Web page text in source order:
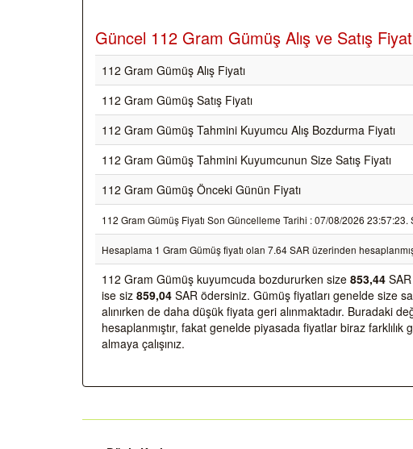
Güncel 112 Gram Gümüş Alış ve Satış
112 Gram Gümüş Alış Fiyatı
112 Gram Gümüş Satış Fiyatı
112 Gram Gümüş Tahmini Kuyumcu Alış Bozdurma Fiyatı
112 Gram Gümüş Tahmini Kuyumcunun Size Satış Fiyatı
112 Gram Gümüş Önceki Günün Fiyatı
112 Gram Gümüş Fiyatı Son Güncelleme Tarihi : 07/08/2026
Hesaplama 1 Gram Gümüş fiyatı olan 7.64 SAR üzerinden
112 Gram Gümüş kuyumcuda bozdururken size 853,44
ise siz 859,04 SAR ödersiniz. Gümüş fiyatları genelde size
alınırken de daha düşük fiyata geri alınmaktadır. Buradaki
hesaplanmıştır, fakat genelde piyasada fiyatlar biraz
almaya çalışınız.